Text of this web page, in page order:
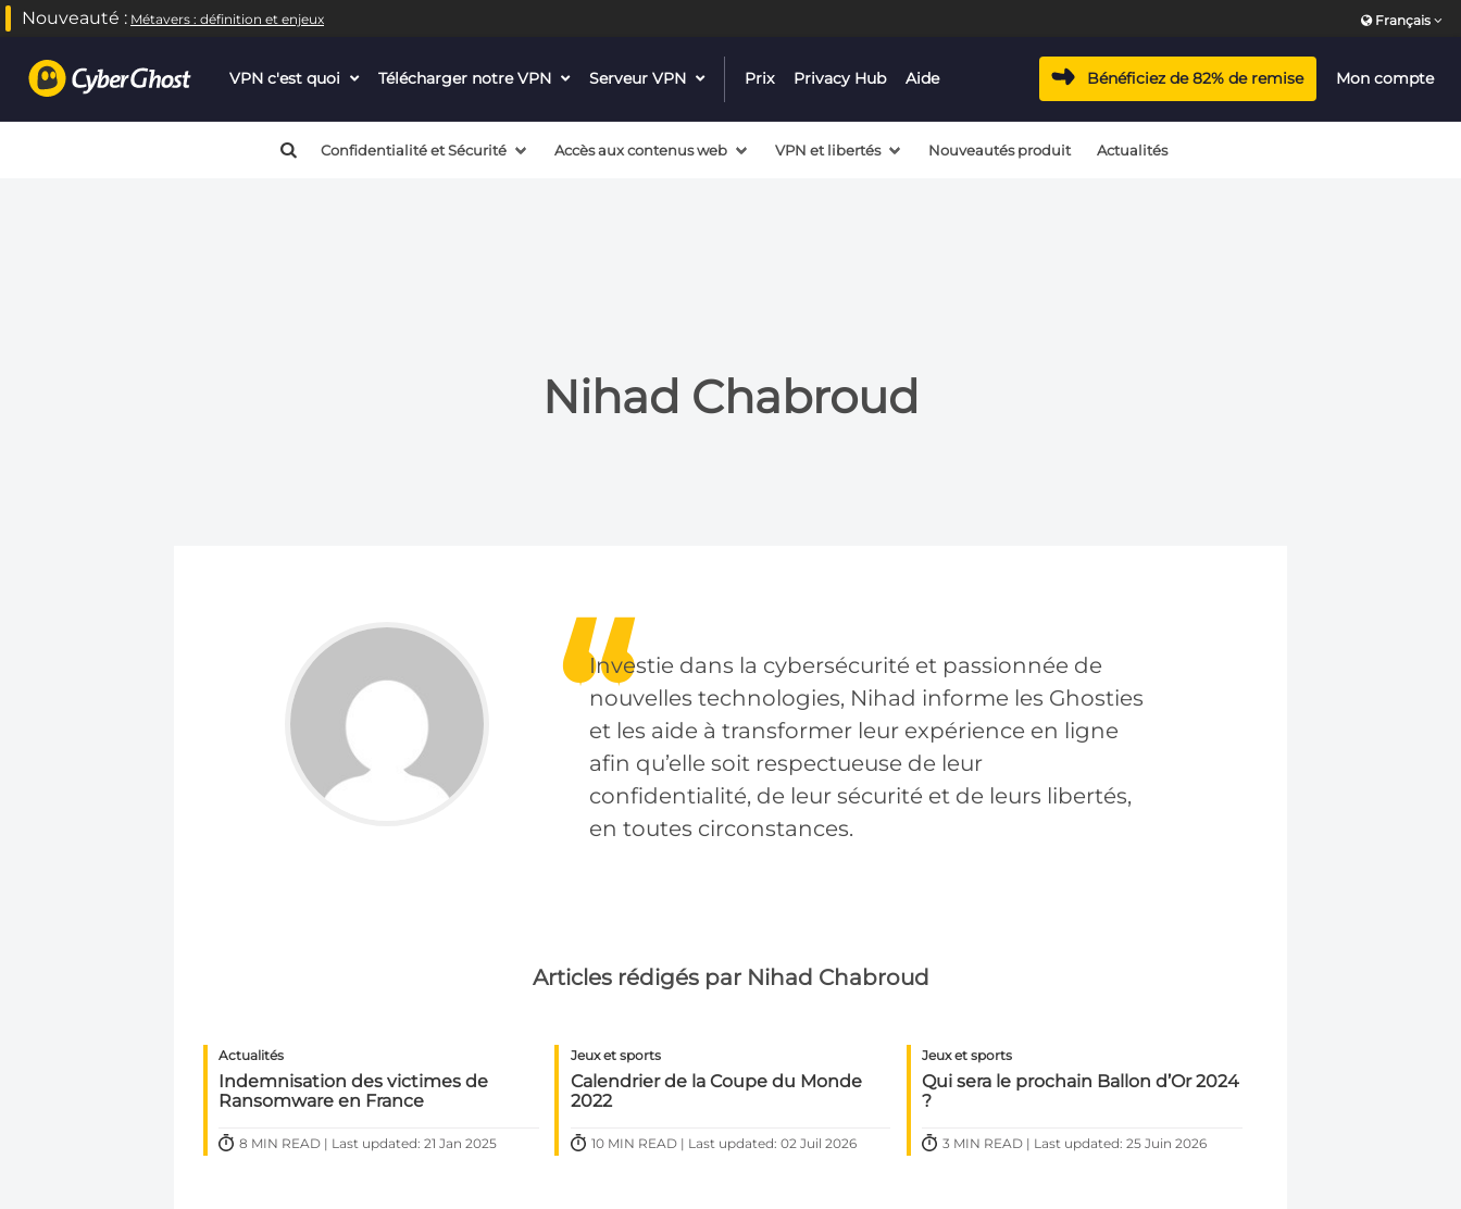
Warning
Warning: call_user_func_array() expects parameter 1 to be a valid callback, no array or string given in /mnt/efs/privacyhub/wp-includes/class-wp-hook.php on line324
Nouveauté : Métavers : définition et enjeux Français
VPN c'est quoi
dropdown
Télécharger notre VPN dropdown
Serveur VPN dropdownPrix Privacy Hub Aide Bénéficiez de 82% de remise Mon compte
Confidentialité et Sécurité Accès aux contenus web VPN et libertés Nouveautés produit Actualités
Nihad Chabroud
Investie dans la cybersécurité et passionnée de
nouvelles technologies, Nihad informe les Ghosties
et les aide à transformer leur expérience en ligne
afin qu’elle soit respectueuse de leur
confidentialité, de leur sécurité et de leurs libertés,
en toutes circonstances.
Articles rédigés par Nihad Chabroud
Actualités
Indemnisation des victimes de
Ransomware en France
8 MIN READ | Last updated: 21 Jan 2025
Jeux et sports
Calendrier de la Coupe du Monde
2022
10 MIN READ | Last updated: 02 Juil 2026
Jeux et sports
Qui sera le prochain Ballon d’Or 2024
?
3 MIN READ | Last updated: 25 Juin 2026